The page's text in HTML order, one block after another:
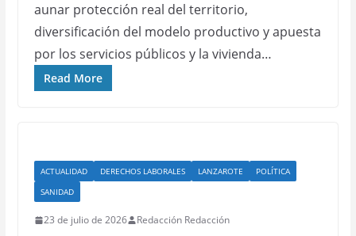
aunar protección real del territorio,
diversificación del modelo productivo y apuesta
por los servicios públicos y la vivienda…
Read More
ACTUALIDAD DERECHOS LABORALES LANZAROTE
POLÍTICA
SANIDAD
23 de julio de 2026 Redacción Redacción